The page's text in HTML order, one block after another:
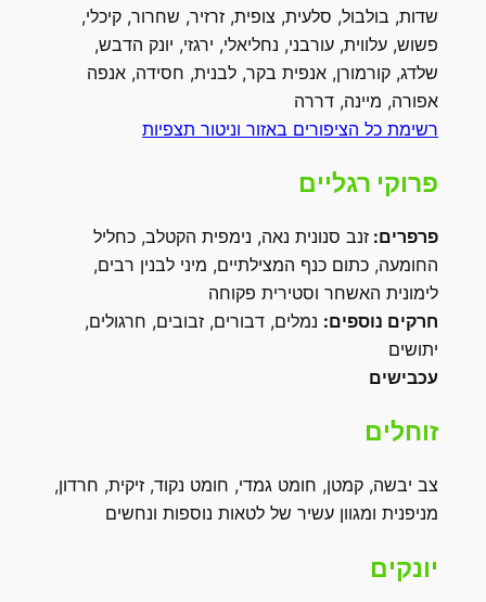
שדות, בולבול, סלעית, צופית, זרזיר, שחרור, קיכלי,
פשוש, עלווית, עורבני, נחליאלי, ירגזי, יונק הדבש,
שלדג, קורמורן, אנפית בקר, לבנית, חסידה, אנפה
אפורה, מיינה, דררה
רשימת כל הציפורים באזור וניטור תצפיות
פרוקי רגליים
פרפרים: זנב סנונית נאה, נימפית הקטלב, כחליל
החומעה, כתום כנף המצילתיים, מיני לבנין רבים,
לימונית האשחר וסטירית פקוחה
חרקים נוספים: נמלים, דבורים, זבובים, חרגולים,
יתושים
עכבישים
זוחלים
צב יבשה, קמטן, חומט גמדי, חומט נקוד, זיקית, חרדון,
מניפנית ומגוון עשיר של לטאות נוספות ונחשים
יונקים